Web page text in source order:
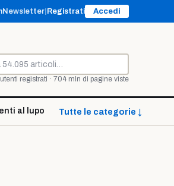
Newsletter Registrati Accedi
registrati · 704 mln di pagine viste
al lupo Tutte le categorie ↓